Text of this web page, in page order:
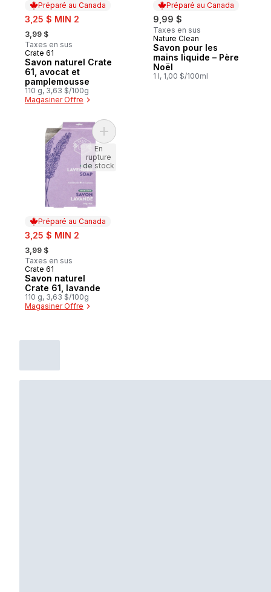
Préparé au Canada
sale:
3,25 $ MIN 2
, formerly:
3,99 $
Taxes en sus
Préparé au Canada
Crate 61
Savon naturel Crate
61, avocat et
pamplemousse
110 g, 3,63 $/100g
Magasiner Offre
Préparé au Canada
9,99 $
Taxes en sus
Préparé au Canada
Nature Clean
Savon pour les
mains liquide – Père
Noël
1 l, 1,00 $/100ml
Préparé au Canada
sale:
3,25 $ MIN 2
, formerly:
3,99 $
Taxes en sus
Préparé au Canada
Crate 61
Savon naturel
Crate 61, lavande
110 g, 3,63 $/100g
Magasiner Offre
Ajouter Savon naturel Crate 61, lavande
En
rupture
de stock